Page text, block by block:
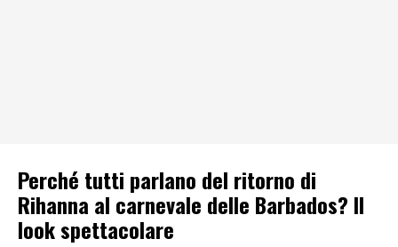
Perché tutti parlano del ritorno di
Rihanna al carnevale delle Barbados? Il
look spettacolare